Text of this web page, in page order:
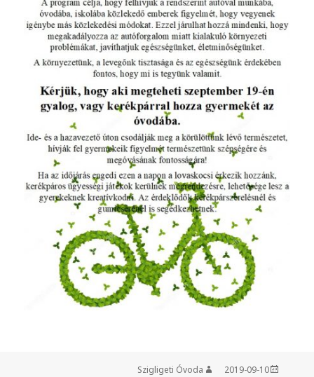
Közzétéve
2019-09-10
Szerző
Szigligeti Óvoda